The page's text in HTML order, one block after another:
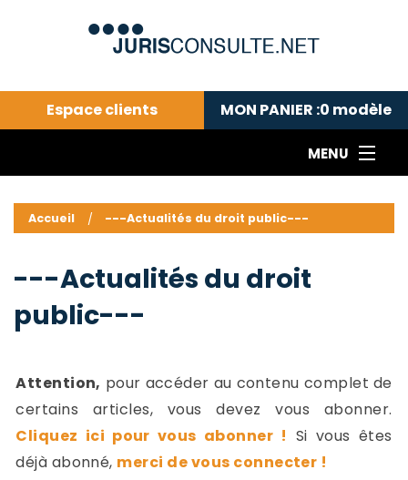
Espace clients MON PANIER :0 modèle
MENU
---Actualités du droit public---
Droit pénal---
Droit privé ---
Abonnement aux actualités
Accueil ---Actualités du droit public---
---Actualités du droit
public---
Attention, pour accéder au contenu complet de
certains articles, vous devez vous abonner.
Cliquez ici pour vous abonner ! Si vous êtes
déjà abonné, merci de vous connecter !